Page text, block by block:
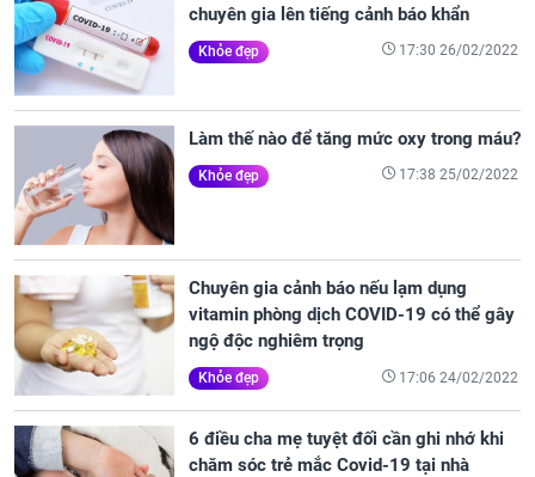
chuyên gia lên tiếng cảnh báo khẩn
Khỏe đẹp 17:30 26/02/2022
Làm thế nào để tăng mức oxy trong máu?
Khỏe đẹp 17:38 25/02/2022
Chuyên gia cảnh báo nếu lạm dụng
vitamin phòng dịch COVID-19 có thể gây
ngộ độc nghiêm trọng
Khỏe đẹp 17:06 24/02/2022
6 điều cha mẹ tuyệt đối cần ghi nhớ khi
chăm sóc trẻ mắc Covid-19 tại nhà